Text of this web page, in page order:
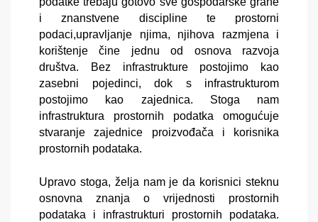
i znanstvene discipline te prostorni
podaci,upravljanje njima, njihova razmjena i
korištenje čine jednu od osnova razvoja
društva. Bez infrastrukture postojimo kao
zasebni pojedinci, dok s infrastrukturom
postojimo kao zajednica. Stoga nam
infrastruktura prostornih podatka omogućuje
stvaranje zajednice proizvođača i korisnika
prostornih podataka.
Upravo stoga, želja nam je da korisnici steknu
osnovna znanja o vrijednosti prostornih
podataka i infrastrukturi prostornih podataka.